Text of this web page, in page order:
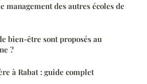
management des autres écoles de
bien-être sont proposés au
?
à Rabat : guide complet